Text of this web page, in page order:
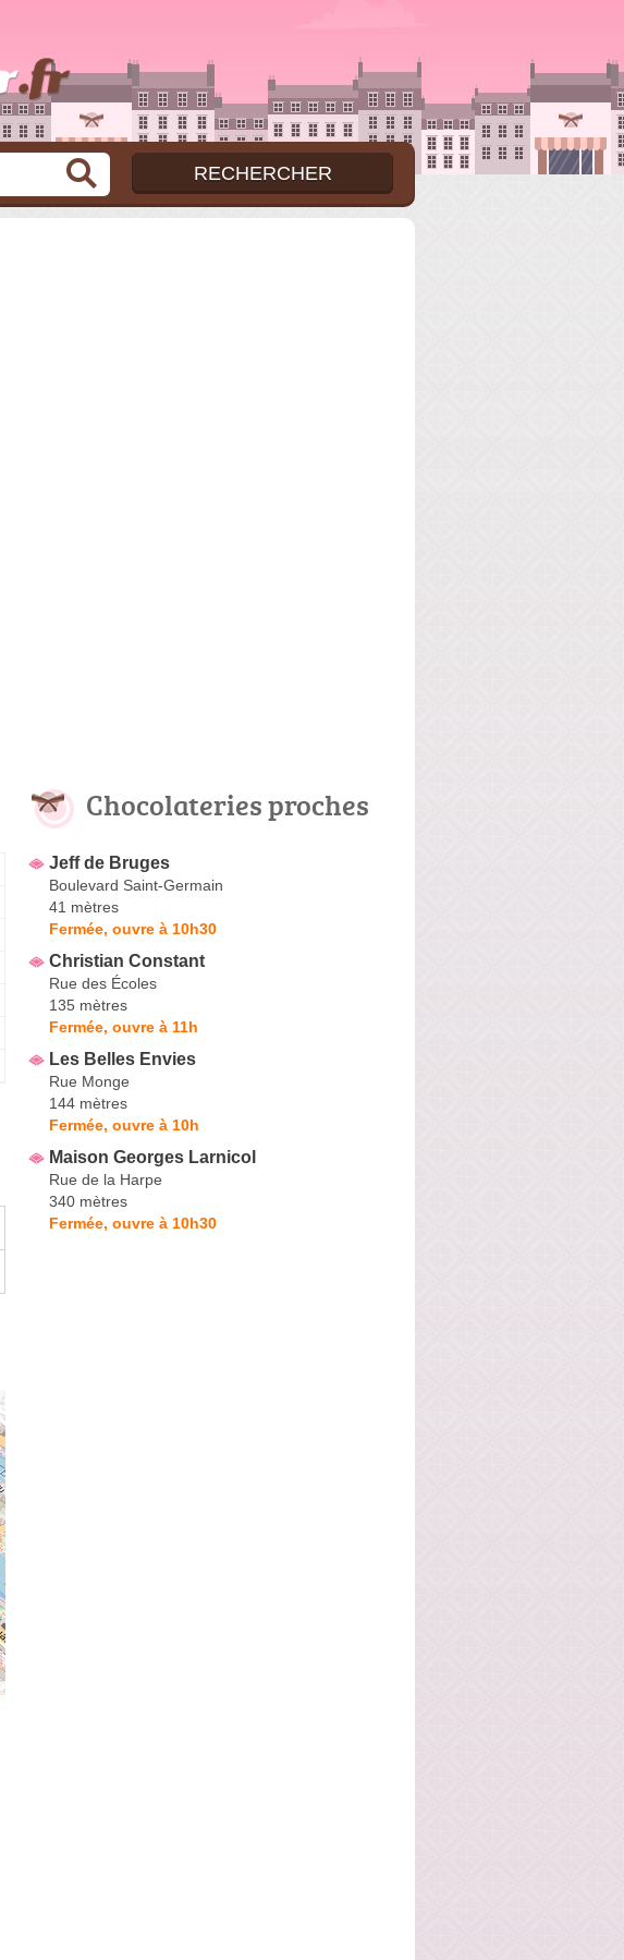
Chocolateries proches
Jeff de Bruges
Boulevard Saint-Germain
41 mètres
Fermée, ouvre à 10h30
Christian Constant
Rue des Écoles
135 mètres
Fermée, ouvre à 11h
Les Belles Envies
Rue Monge
144 mètres
Fermée, ouvre à 10h
Maison Georges Larnicol
Rue de la Harpe
340 mètres
Fermée, ouvre à 10h30